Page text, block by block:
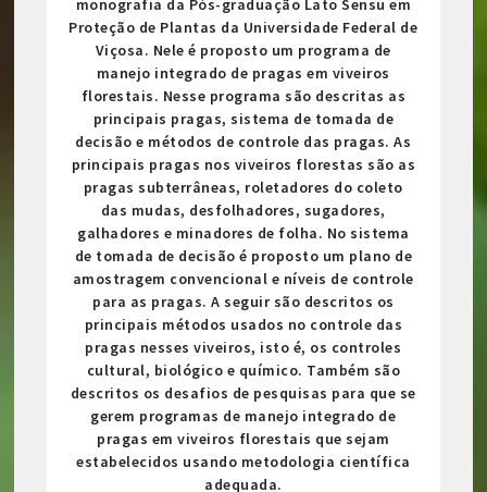
monografia da Pós-graduação Lato Sensu em
Proteção de Plantas da Universidade Federal de
Viçosa. Nele é proposto um programa de
manejo integrado de pragas em viveiros
florestais. Nesse programa são descritas as
principais pragas, sistema de tomada de
decisão e métodos de controle das pragas. As
principais pragas nos viveiros florestas são as
pragas subterrâneas, roletadores do coleto
das mudas, desfolhadores, sugadores,
galhadores e minadores de folha. No sistema
de tomada de decisão é proposto um plano de
amostragem convencional e níveis de controle
para as pragas. A seguir são descritos os
principais métodos usados no controle das
pragas nesses viveiros, isto é, os controles
cultural, biológico e químico. Também são
descritos os desafios de pesquisas para que se
gerem programas de manejo integrado de
pragas em viveiros florestais que sejam
estabelecidos usando metodologia científica
adequada.